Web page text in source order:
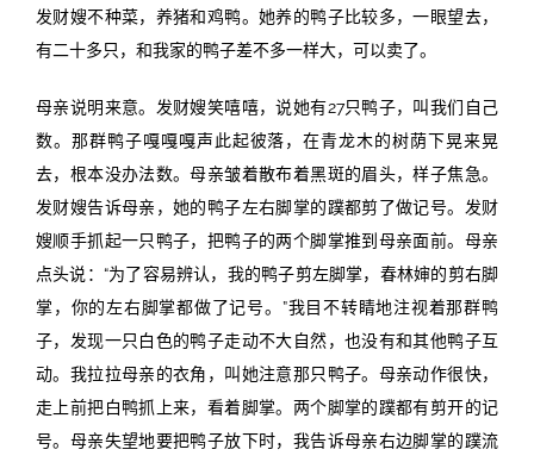
发财嫂不种菜，养猪和鸡鸭。她养的鸭子比较多，一眼望去，
有二十多只，和我家的鸭子差不多一样大，可以卖了。
母亲说明来意。发财嫂笑嘻嘻，说她有27只鸭子，叫我们自己
数。那群鸭子嘎嘎嘎声此起彼落，在青龙木的树荫下晃来晃
去，根本没办法数。母亲皱着散布着黑斑的眉头，样子焦急。
发财嫂告诉母亲，她的鸭子左右脚掌的蹼都剪了做记号。发财
嫂顺手抓起一只鸭子，把鸭子的两个脚掌推到母亲面前。母亲
点头说：“为了容易辨认，我的鸭子剪左脚掌，春林婶的剪右脚
掌，你的左右脚掌都做了记号。”我目不转睛地注视着那群鸭
子，发现一只白色的鸭子走动不大自然，也没有和其他鸭子互
动。我拉拉母亲的衣角，叫她注意那只鸭子。母亲动作很快，
走上前把白鸭抓上来，看着脚掌。两个脚掌的蹼都有剪开的记
号。母亲失望地要把鸭子放下时，我告诉母亲右边脚掌的蹼流